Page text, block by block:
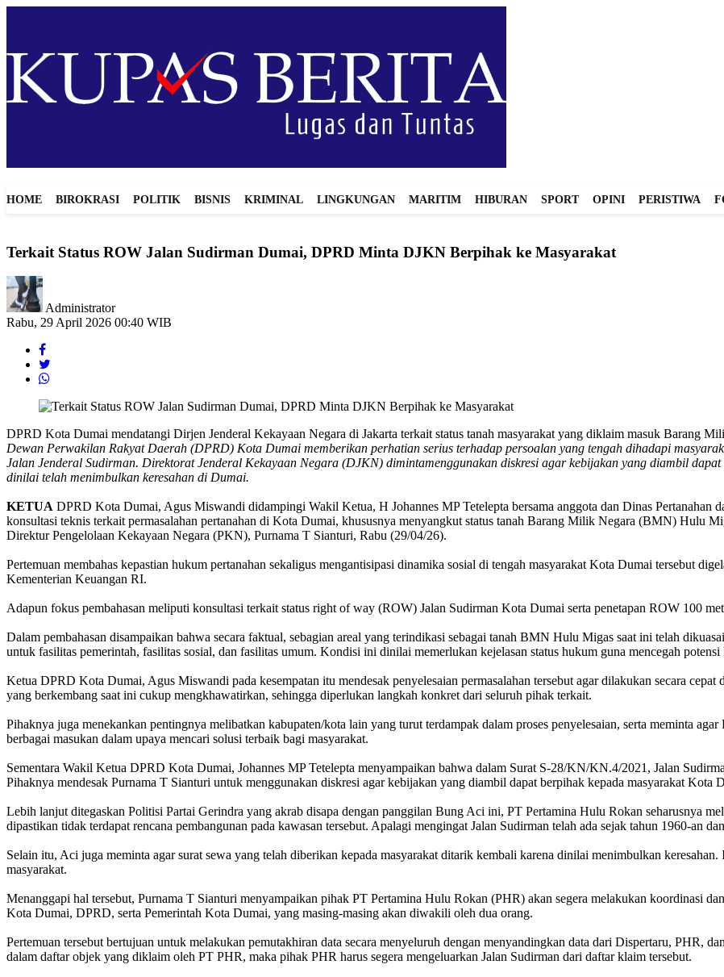
HOME BIROKRASI POLITIK BISNIS KRIMINAL LINGKUNGAN MARITIM HIBURAN SPORT OPINI PERISTIWA
Terkait Status ROW Jalan Sudirman Dumai, DPRD Minta DJKN Berpihak ke Masyarakat
Administrator
Rabu, 29 April 2026 00:40 WIB
DPRD Kota Dumai mendatangi Dirjen Jenderal Kekayaan Negara di Jakarta terkait status tanah masyarakat yang diklaim masuk Barang
Dewan Perwakilan Rakyat Daerah (DPRD) Kota Dumai memberikan perhatian serius terhadap persoalan yang tengah dihadapi
Jalan Jenderal Sudirman. Direktorat Jenderal Kekayaan Negara (DJKN) dimintamenggunakan diskresi agar kebijakan yang diambil
dinilai telah menimbulkan keresahan di Dumai.
KETUA DPRD Kota Dumai, Agus Miswandi didampingi Wakil Ketua, H Johannes MP Tetelepta bersama anggota dan Dinas Pertanahan
konsultasi teknis terkait permasalahan pertanahan di Kota Dumai, khususnya menyangkut status tanah Barang Milik Negara (BMN) Hulu
Direktur Pengelolaan Kekayaan Negara (PKN), Purnama T Sianturi, Rabu (29/04/26).
Pertemuan membahas kepastian hukum pertanahan sekaligus mengantisipasi dinamika sosial di tengah masyarakat Kota Dumai tersebut
Kementerian Keuangan RI.
Adapun fokus pembahasan meliputi konsultasi terkait status right of way (ROW) Jalan Sudirman Kota Dumai serta penetapan ROW 100
Dalam pembahasan disampaikan bahwa secara faktual, sebagian areal yang terindikasi sebagai tanah BMN Hulu Migas saat ini telah
untuk fasilitas pemerintah, fasilitas sosial, dan fasilitas umum. Kondisi ini dinilai memerlukan kejelasan status hukum guna mencegah
Ketua DPRD Kota Dumai, Agus Miswandi pada kesempatan itu mendesak penyelesaian permasalahan tersebut agar dilakukan secara
yang berkembang saat ini cukup mengkhawatirkan, sehingga diperlukan langkah konkret dari seluruh pihak terkait.
Pihaknya juga menekankan pentingnya melibatkan kabupaten/kota lain yang turut terdampak dalam proses penyelesaian, serta meminta
berbagai masukan dalam upaya mencari solusi terbaik bagi masyarakat.
Sementara Wakil Ketua DPRD Kota Dumai, Johannes MP Tetelepta menyampaikan bahwa dalam Surat S-28/KN/KN.4/2021, Jalan
Pihaknya mendesak Purnama T Sianturi untuk menggunakan diskresi agar kebijakan yang diambil dapat berpihak kepada masyarakat Kota
Lebih lanjut ditegaskan Politisi Partai Gerindra yang akrab disapa dengan panggilan Bung Aci ini, PT Pertamina Hulu Rokan seharusnya
dipastikan tidak terdapat rencana pembangunan pada kawasan tersebut. Apalagi mengingat Jalan Sudirman telah ada sejak tahun 1960-an
Selain itu, Aci juga meminta agar surat sewa yang telah diberikan kepada masyarakat ditarik kembali karena dinilai menimbulkan
masyarakat.
Menanggapi hal tersebut, Purnama T Sianturi menyampaikan pihak PT Pertamina Hulu Rokan (PHR) akan segera melakukan koordinasi
Kota Dumai, DPRD, serta Pemerintah Kota Dumai, yang masing-masing akan diwakili oleh dua orang.
Pertemuan tersebut bertujuan untuk melakukan pemutakhiran data secara menyeluruh dengan menyandingkan data dari Dispertaru, PHR,
dalam daftar objek yang diklaim oleh PT PHR, maka pihak PHR harus segera mengeluarkan Jalan Sudirman dari daftar klaim tersebut.